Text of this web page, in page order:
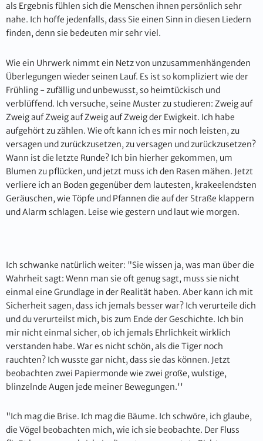
als Ergebnis fühlen sich die Menschen ihnen persönlich sehr
nahe. Ich hoffe jedenfalls, dass Sie einen Sinn in diesen Liedern
finden, denn sie bedeuten mir sehr viel.
Wie ein Uhrwerk nimmt ein Netz von unzusammenhängenden
Überlegungen wieder seinen Lauf. Es ist so kompliziert wie der
Frühling - zufällig und unbewusst, so heimtückisch und
verblüffend. Ich versuche, seine Muster zu studieren: Zweig auf
Zweig auf Zweig auf Zweig auf Zweig der Ewigkeit. Ich habe
aufgehört zu zählen. Wie oft kann ich es mir noch leisten, zu
versagen und zurückzusetzen, zu versagen und zurückzusetzen?
Wann ist die letzte Runde? Ich bin hierher gekommen, um
Blumen zu pflücken, und jetzt muss ich den Rasen mähen. Jetzt
verliere ich an Boden gegenüber dem lautesten, krakeelendsten
Geräuschen, wie Töpfe und Pfannen die auf der Straße klappern
und Alarm schlagen. Leise wie gestern und laut wie morgen.
Ich schwanke natürlich weiter: "Sie wissen ja, was man über die
Wahrheit sagt: Wenn man sie oft genug sagt, muss sie nicht
einmal eine Grundlage in der Realität haben. Aber kann ich mit
Sicherheit sagen, dass ich jemals besser war? Ich verurteile dich
und du verurteilst mich, bis zum Ende der Geschichte. Ich bin
mir nicht einmal sicher, ob ich jemals Ehrlichkeit wirklich
verstanden habe. War es nicht schön, als die Tiger noch
rauchten? Ich wusste gar nicht, dass sie das können. Jetzt
beobachten zwei Papiermonde wie zwei große, wulstige,
blinzelnde Augen jede meiner Bewegungen.''
"Ich mag die Brise. Ich mag die Bäume. Ich schwöre, ich glaube,
die Vögel beobachten mich, wie ich sie beobachte. Der Fluss